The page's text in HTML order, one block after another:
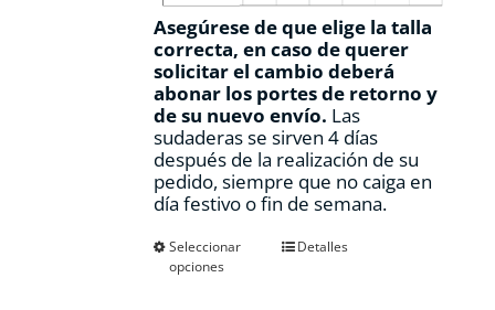
Asegúrese de que elige la talla
correcta, en caso de querer
solicitar el cambio deberá
abonar los portes de retorno y
de su nuevo envío. Las
sudaderas se sirven 4 días
después de la realización de su
pedido, siempre que no caiga en
día festivo o fin de semana.
Seleccionar
opciones
EsteDetalles